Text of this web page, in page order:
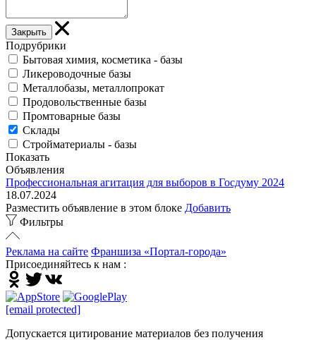
Закрыть
Подрубрики
Бытовая химия, косметика - базы
Ликероводочные базы
Металлобазы, металлопрокат
Продовольственные базы
Промтоварные базы
Склады
Стройматериалы - базы
Показать
Объявления
Профессиональная агитация для выборов в Госдуму 2024
18.07.2024
Разместить объявление в этом блоке Добавить
Фильтры
Реклама на сайте Франшиза «Портал-города»
Присоединяйтесь к нам :
[email protected]
Допускается цитирование материалов без получения